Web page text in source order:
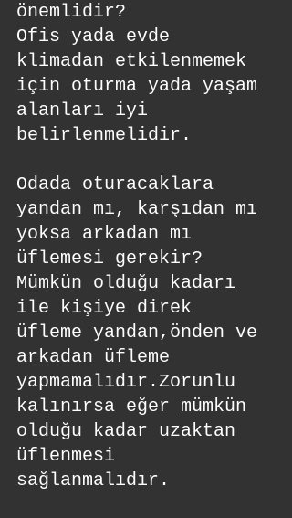
önemlidir?
Ofis yada evde
klimadan etkilenmemek
için oturma yada yaşam
alanları iyi
belirlenmelidir.
Odada oturacaklara
yandan mı, karşıdan mı
yoksa arkadan mı
üflemesi gerekir?
Mümkün olduğu kadarı
ile kişiye direk
üfleme yandan,önden ve
arkadan üfleme
yapmamalıdır.Zorunlu
kalınırsa eğer mümkün
olduğu kadar uzaktan
üflenmesi
sağlanmalıdır.